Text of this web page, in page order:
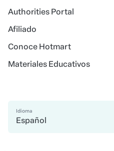
Authorities Portal
Afiliado
Conoce Hotmart
Materiales Educativos
Idioma
Español